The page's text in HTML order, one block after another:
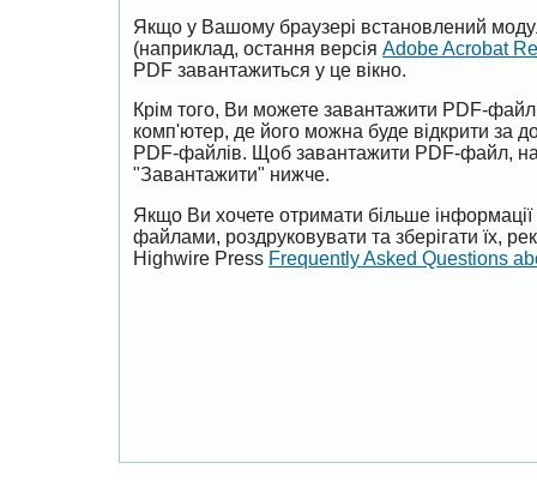
Якщо у Вашому браузері встановлений
(наприклад, остання версія Adobe Acrobat
PDF завантажиться у це вікно.
Крім того, Ви можете завантажити PDF-
комп'ютер, де його можна буде відкрити за
PDF-файлів. Щоб завантажити PDF-файл,
"Завантажити" нижче.
Якщо Ви хочете отримати більше
файлами, роздруковувати та зберігати їх,
Highwire Press Frequently Asked Questions